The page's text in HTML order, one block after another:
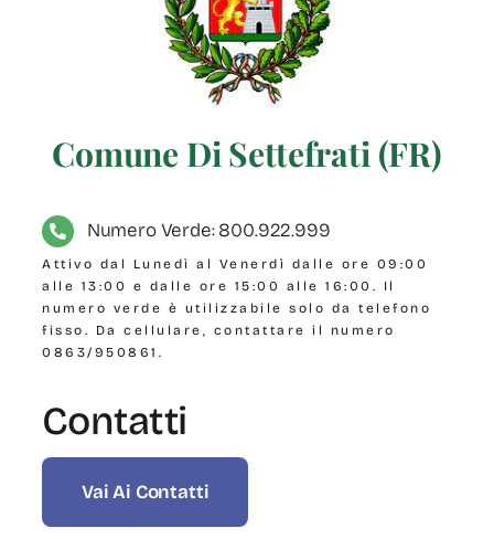
Comune Di Settefrati (FR)
Numero Verde: 800.922.999
Attivo dal Lunedì al Venerdì dalle ore 09:00
alle 13:00 e dalle ore 15:00 alle 16:00. Il
numero verde è utilizzabile solo da telefono
fisso. Da cellulare, contattare il numero
0863/950861.
Contatti
Vai Ai Contatti